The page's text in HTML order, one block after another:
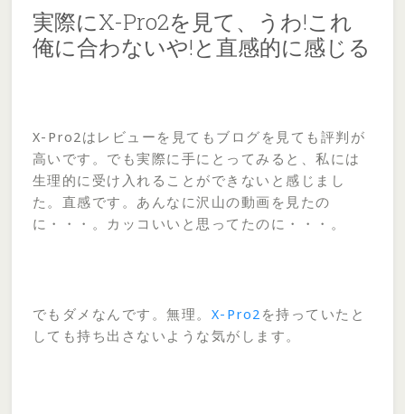
実際にX-Pro2を見て、うわ!これ
俺に合わないや!と直感的に感じる
X-Pro2はレビューを見てもブログを見ても評判が
高いです。でも実際に手にとってみると、私には
生理的に受け入れることができないと感じまし
た。直感です。あんなに沢山の動画を見たの
に・・・。カッコいいと思ってたのに・・・。
でもダメなんです。無理。 X-Pro2 を持っていたと
しても持ち出さないような気がします。